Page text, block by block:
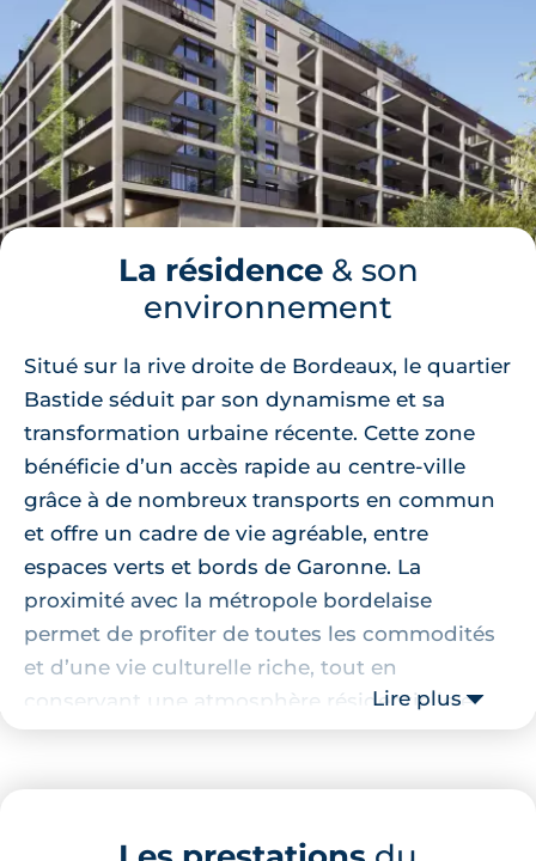
La résidence& son
environnement
Situé sur la rive droite de Bordeaux, le quartier
Bastide séduit par son dynamisme et sa
transformation urbaine récente. Cette zone
bénéficie d’un accès rapide au centre-ville
grâce à de nombreux transports en commun
et offre un cadre de vie agréable, entre
espaces verts et bords de Garonne. La
proximité avec la métropole bordelaise
permet de profiter de toutes les commodités
et d’une vie culturelle riche, tout en
conservant une atmosphère résidentielle et
paisible.
Le secteur accueille de nombreux commerces,
fait un lieu de vie recherché pour les familles
Lire plus